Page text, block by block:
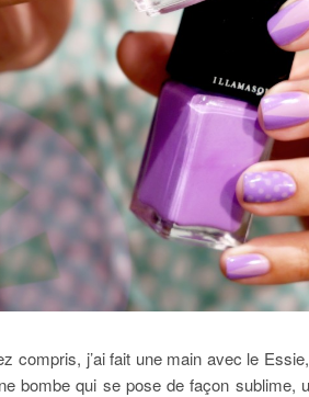
compris, j’ai fait une main avec le
bombe qui se pose de façon sublime,